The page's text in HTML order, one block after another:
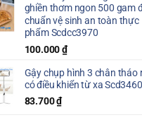
ghiền thơm ngon 500 gam
chuẩn vệ sinh an toàn thực
phẩm Scdcc3970
100.000₫
Gậy chụp hình 3 chân tháo
có điều khiển từ xa Scd3460
83.700₫